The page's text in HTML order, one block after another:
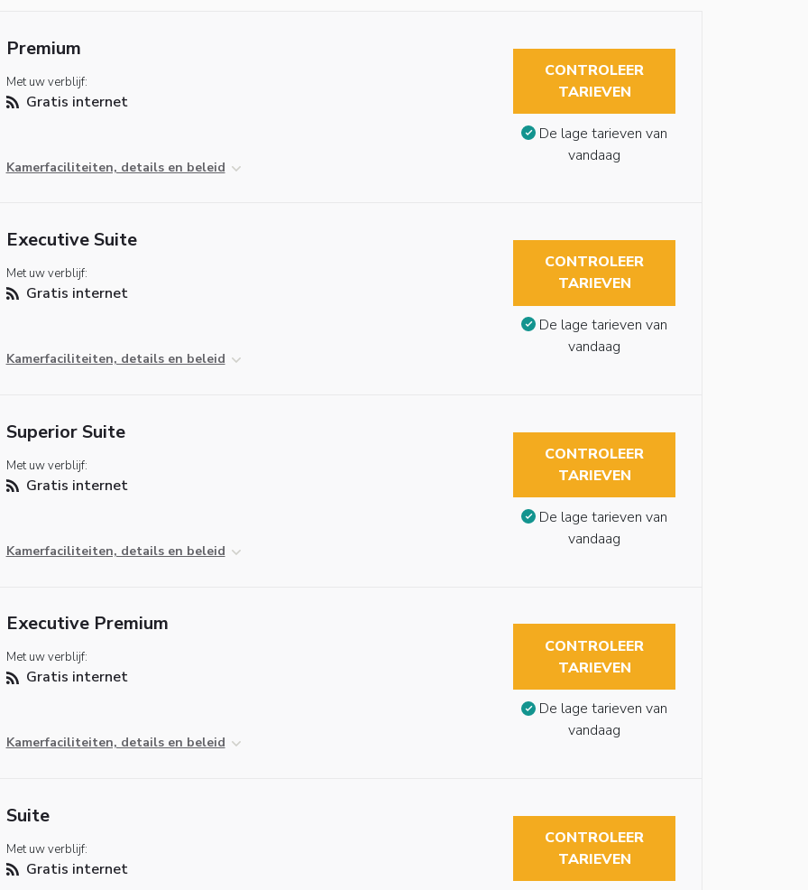
Premium
Met uw verblijf:
Gratis internet
Kamerfaciliteiten, details en beleid
CONTROLEER
TARIEVEN
De lage tarieven van
vandaag
Executive Suite
Met uw verblijf:
Gratis internet
Kamerfaciliteiten, details en beleid
CONTROLEER
TARIEVEN
De lage tarieven van
vandaag
Superior Suite
Met uw verblijf:
Gratis internet
Kamerfaciliteiten, details en beleid
CONTROLEER
TARIEVEN
De lage tarieven van
vandaag
Executive Premium
Met uw verblijf:
Gratis internet
Kamerfaciliteiten, details en beleid
CONTROLEER
TARIEVEN
De lage tarieven van
vandaag
Suite
Met uw verblijf:
Gratis internet
CONTROLEER
TARIEVEN